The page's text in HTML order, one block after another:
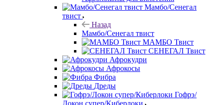
Мамбо/Сенегал
твист
Назад
Мамбо/Сенегал твист
МАМБО Твист
СЕНЕГАЛ Твист
Афрокудри
Афрокосы
Фибра
Дреды
Гофрэ/
Локон супер/Киберлоки